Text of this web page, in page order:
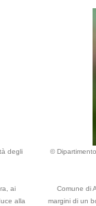
degli
ai
alla
©
Comune di
margini di un